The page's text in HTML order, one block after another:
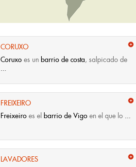
CORUXO
Coruxo es un barrio de costa, salpicado de
...
FREIXEIRO
Freixeiro es el barrio de Vigo en el que lo ...
LAVADORES